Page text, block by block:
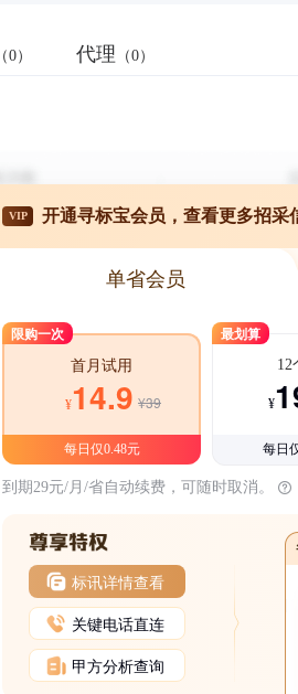
（0） 代理 （0）
VIP 开通寻标宝会员，查看更多招采
单省会员
限购一次
首月试用
¥14.9 ¥39
每日仅0.48元
最划算
12
¥
每日
到期29元/月/省自动续费，可随时取消。
标讯详情查看
关键电话直连
甲方分析查询